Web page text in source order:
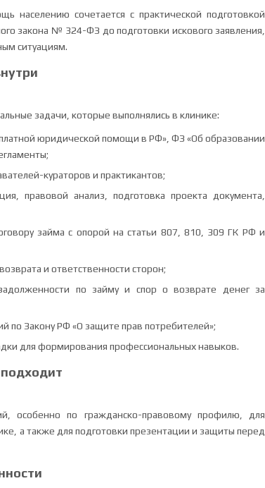
населению сочетается с практической подготовкой
закона № 324-ФЗ до подготовки искового заявления,
ситуациям.
задачи, которые выполнялись в клинике:
юридической помощи в РФ», ФЗ «Об образовании
кураторов и практикантов;
правовой анализ, подготовка проекта документа,
займа с опорой на статьи 807, 810, 309 ГК РФ и
и ответственности сторон;
по займу и спор о возврате денег за
по Закону РФ «О защите прав потребителей»;
для формирования профессиональных навыков.
особенно по гражданско-правовому профилю, для
а также для подготовки презентации и защиты перед